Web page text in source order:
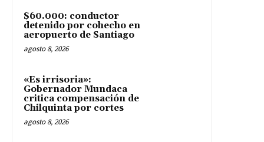
$60.000: conductor
detenido por cohecho en
aeropuerto de Santiago
agosto 8, 2026
«Es irrisoria»:
Gobernador Mundaca
critica compensación de
Chilquinta por cortes
agosto 8, 2026